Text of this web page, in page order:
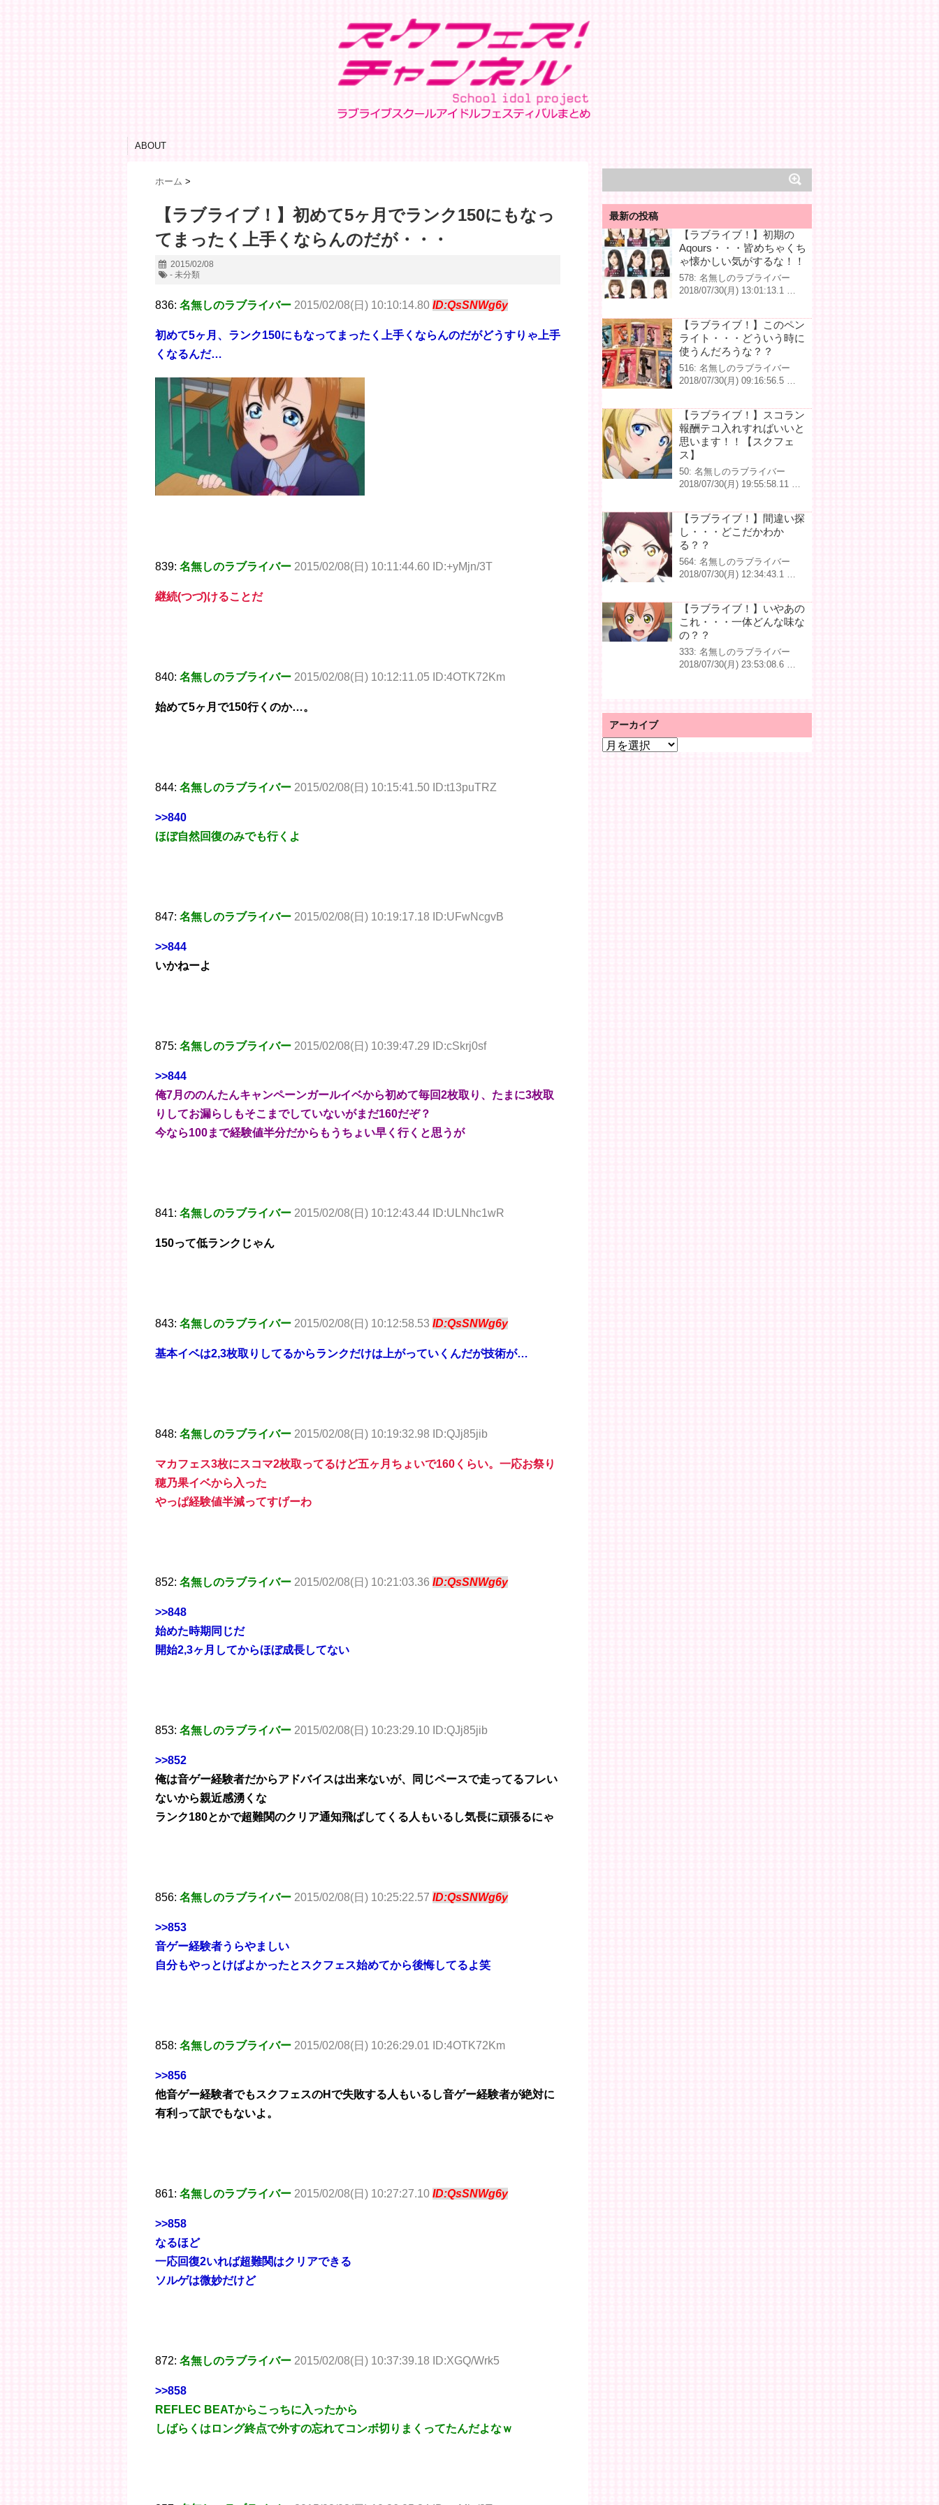
ABOUT
ホーム >
【ラブライブ！】初めて5ヶ月でランク150にもなっ
てまったく上手くならんのだが・・・
2015/02/08
- 未分類
836: 名無しのラブライバー 2015/02/08(日) 10:10:14.80 ID:QsSNWg6y
初めて5ヶ月、ランク150にもなってまったく上手くならんのだがどうすりゃ上手
くなるんだ…
839: 名無しのラブライバー 2015/02/08(日) 10:11:44.60 ID:+yMjn/3T
継続(つづ)けることだ
840: 名無しのラブライバー 2015/02/08(日) 10:12:11.05 ID:4OTK72Km
始めて5ヶ月で150行くのか…。
844: 名無しのラブライバー 2015/02/08(日) 10:15:41.50 ID:t13puTRZ
>>840
ほぼ自然回復のみでも行くよ
847: 名無しのラブライバー 2015/02/08(日) 10:19:17.18 ID:UFwNcgvB
>>844
いかねーよ
875: 名無しのラブライバー 2015/02/08(日) 10:39:47.29 ID:cSkrj0sf
>>844
俺7月ののんたんキャンペーンガールイベから初めて毎回2枚取り、たまに3枚取
りしてお漏らしもそこまでしていないがまだ160だぞ？
今なら100まで経験値半分だからもうちょい早く行くと思うが
841: 名無しのラブライバー 2015/02/08(日) 10:12:43.44 ID:ULNhc1wR
150って低ランクじゃん
843: 名無しのラブライバー 2015/02/08(日) 10:12:58.53 ID:QsSNWg6y
基本イベは2,3枚取りしてるからランクだけは上がっていくんだが技術が…
848: 名無しのラブライバー 2015/02/08(日) 10:19:32.98 ID:QJj85jib
マカフェス3枚にスコマ2枚取ってるけど五ヶ月ちょいで160くらい。一応お祭り
穂乃果イベから入った
やっぱ経験値半減ってすげーわ
852: 名無しのラブライバー 2015/02/08(日) 10:21:03.36 ID:QsSNWg6y
>>848
始めた時期同じだ
開始2,3ヶ月してからほぼ成長してない
853: 名無しのラブライバー 2015/02/08(日) 10:23:29.10 ID:QJj85jib
>>852
俺は音ゲー経験者だからアドバイスは出来ないが、同じペースで走ってるフレい
ないから親近感湧くな
ランク180とかで超難関のクリア通知飛ばしてくる人もいるし気長に頑張るにゃ
856: 名無しのラブライバー 2015/02/08(日) 10:25:22.57 ID:QsSNWg6y
>>853
音ゲー経験者うらやましい
自分もやっとけばよかったとスクフェス始めてから後悔してるよ笑
858: 名無しのラブライバー 2015/02/08(日) 10:26:29.01 ID:4OTK72Km
>>856
他音ゲー経験者でもスクフェスのHで失敗する人もいるし音ゲー経験者が絶対に
有利って訳でもないよ。
861: 名無しのラブライバー 2015/02/08(日) 10:27:27.10 ID:QsSNWg6y
>>858
なるほど
一応回復2いれば超難関はクリアできる
ソルゲは微妙だけど
872: 名無しのラブライバー 2015/02/08(日) 10:37:39.18 ID:XGQ/Wrk5
>>858
REFLEC BEATからこっちに入ったから
しばらくはロング終点で外すの忘れてコンボ切りまくってたんだよなｗ
最新の投稿
【ラブライブ！】初期の
Aqours・・・皆めちゃくち
ゃ懐かしい気がするな！！
578: 名無しのラブライバー
2018/07/30(月) 13:01:13.1 …
【ラブライブ！】このペン
ライト・・・どういう時に
使うんだろうな？？
516: 名無しのラブライバー
2018/07/30(月) 09:16:56.5 …
【ラブライブ！】スコラン
報酬テコ入れすればいいと
思います！！【スクフェ
ス】
50: 名無しのラブライバー
2018/07/30(月) 19:55:58.11 …
【ラブライブ！】間違い探
し・・・どこだかわか
る？？
564: 名無しのラブライバー
2018/07/30(月) 12:34:43.1 …
【ラブライブ！】いやあの
これ・・・一体どんな味な
の？？
333: 名無しのラブライバー
2018/07/30(月) 23:53:08.6 …
アーカイブ
ア